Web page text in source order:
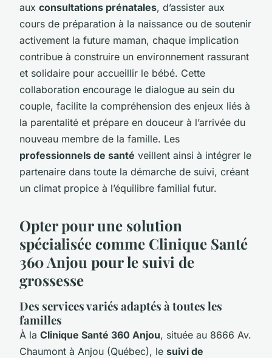
aux consultations prénatales, d’assister aux
cours de préparation à la naissance ou de soutenir
activement la future maman, chaque implication
contribue à construire un environnement rassurant
et solidaire pour accueillir le bébé. Cette
collaboration encourage le dialogue au sein du
couple, facilite la compréhension des enjeux liés à
la parentalité et prépare en douceur à l’arrivée du
nouveau membre de la famille. Les
professionnels de santé veillent ainsi à intégrer le
partenaire dans toute la démarche de suivi, créant
un climat propice à l’équilibre familial futur.
Opter pour une solution
spécialisée comme Clinique Santé
360 Anjou pour le suivi de
grossesse
Des services variés adaptés à toutes les
familles
À la Clinique Santé 360 Anjou, située au 8666 Av.
Chaumont à Anjou (Québec), le suivi de